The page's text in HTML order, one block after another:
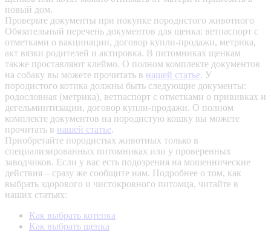
новый дом.
Проверьте документы при покупке породистого животного
Обязательный перечень документов для щенка: ветпаспорт с
отметками о вакцинации, договор купли-продажи, метрика,
акт вязки родителей и актировка. В питомниках щенкам
также проставляют клеймо. О полном комплекте документов
на собаку вы можете прочитать в нашей статье. У
породистого котика должны быть следующие документы:
родословная (метрика), ветпаспорт с отметками о прививках и
дегельминтизации, договор купли-продажи. О полном
комплекте документов на породистую кошку вы можете
прочитать в нашей статье.
Приобретайте породистых животных только в
специализированных питомниках или у проверенных
заводчиков. Если у вас есть подозрения на мошеннические
действия – сразу же сообщите нам. Подробнее о том, как
выбрать здорового и чистокровного питомца, читайте в
наших статьях:
Как выбрать котенка
Как выбрать щенка